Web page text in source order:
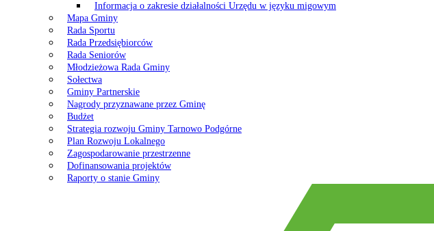
Informacja o zakresie działalności Urzędu w języku migowym
Mapa Gminy
Rada Sportu
Rada Przedsiębiorców
Rada Seniorów
Młodzieżowa Rada Gminy
Sołectwa
Gminy Partnerskie
Nagrody przyznawane przez Gminę
Budżet
Strategia rozwoju Gminy Tarnowo Podgórne
Plan Rozwoju Lokalnego
Zagospodarowanie przestrzenne
Dofinansowania projektów
Raporty o stanie Gminy